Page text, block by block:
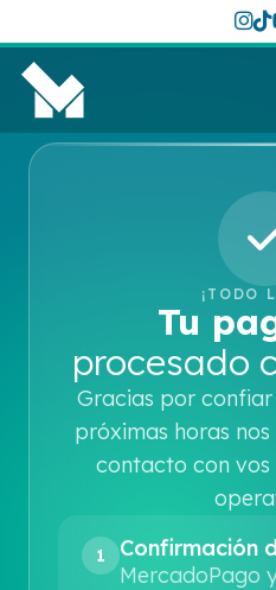
¡TODO
Tu
procesado
Gracias por confiar
próximas horas
contacto con
1
Confirmación
MercadoPago